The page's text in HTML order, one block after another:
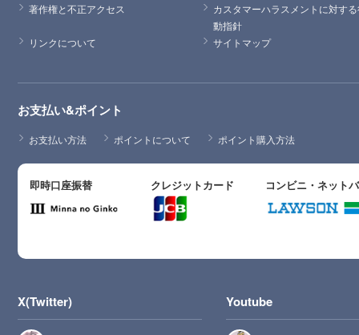
著作権と不正アクセス
カスタマーハラスメントに対す
動指針
リンクについて
サイトマップ
お支払い&ポイント
お支払い方法 ポイントについて ポイント購入方法
即時口座振替 クレジットカード コンビニ・ネット
X(Twitter) Youtube